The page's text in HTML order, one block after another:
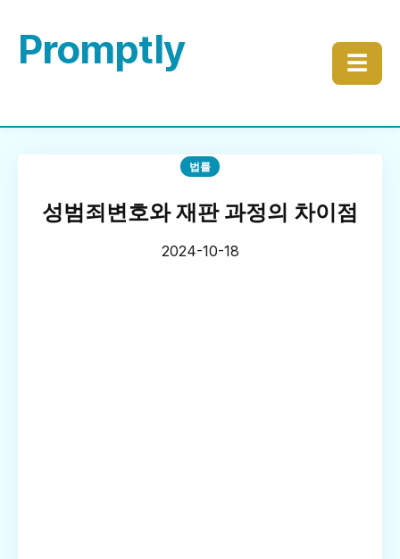
Promptly ☰
법률
성범죄변호와 재판 과정의 차이점
2024-10-18